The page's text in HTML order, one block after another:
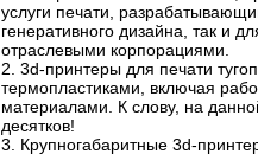
услуги печати,
генеративного дизайна, так и
отраслевыми корпорациями.
2. 3d-принтеры для печати
термопластиками, включая
материалами. К слову, на
десятков!
3. Крупногабаритные 3d-